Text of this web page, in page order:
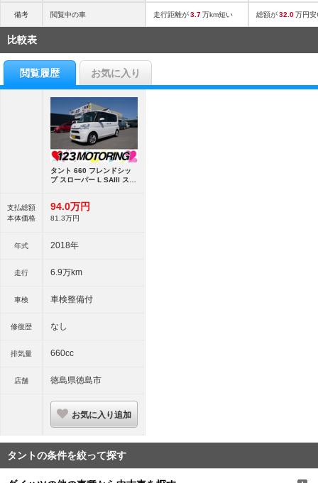
備考 閲覧中の車 走行距離が3.7万km短い 総額が32.0万円安
比較表
閲覧履歴 お気に入り
支払総額
本体価格
年式
走行
車検
修復歴
排気量
店舗
タント 660 フレンドシッ
プ スローパー L SAIII スロ
94.0万円
81. 3万円
2018年
6.9万km
車検整備付
なし
660cc
徳島県徳島市
お気に入り追加
タントの条件を絞って探す